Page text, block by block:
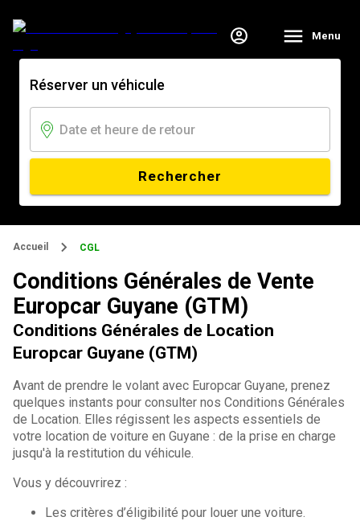
Menu
Réserver un véhicule
Rechercher
Accueil CGL
Conditions Générales de Vente
Europcar Guyane (GTM)
Conditions Générales de Location
Europcar Guyane (GTM)
Avant de prendre le volant avec Europcar Guyane, prenez
quelques instants pour consulter nos Conditions Générales
de Location. Elles régissent les aspects essentiels de
votre location de voiture en Guyane : de la prise en charge
jusqu'à la restitution du véhicule.
Vous y découvrirez :
Les critères d’éligibilité pour louer une voiture.